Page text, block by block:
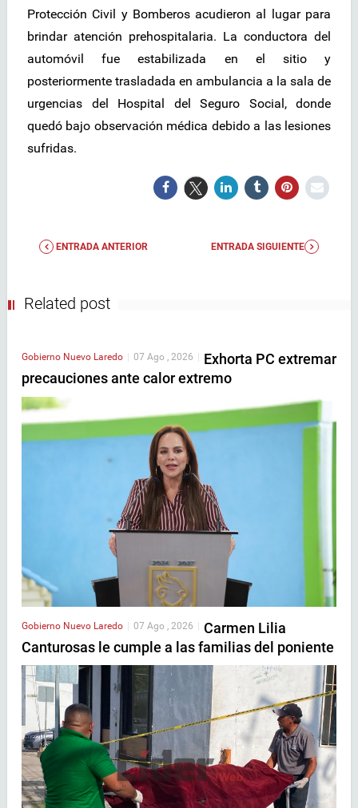
Protección Civil y Bomberos acudieron al lugar para
brindar atención prehospitalaria. La conductora del
automóvil fue estabilizada en el sitio y
posteriormente trasladada en ambulancia a la sala de
urgencias del Hospital del Seguro Social, donde
quedó bajo observación médica debido a las lesiones
sufridas.
ENTRADA ANTERIOR ENTRADA SIGUIENTE
Related post
Gobierno Nuevo Laredo 07 Ago , 2026
Exhorta PC extremar
precauciones ante calor extremo
Gobierno Nuevo Laredo | 07 Ago , 2026 | Carmen Lilia
Canturosas le cumple a las familias del poniente